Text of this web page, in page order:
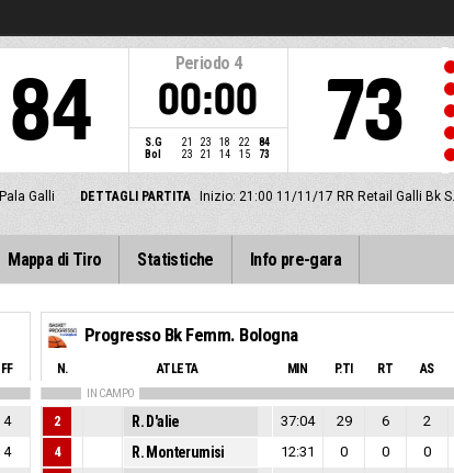
84
Periodo 4
00:00
S.G 21 23 18 22
84
Bol
23 21 14 15 73 73
Pala Galli DETTAGLI PARTITA Inizio: 21:00 11/11/17 RR Retail Galli Bk
Mappa di Tiro Statistiche Info pre-gara
FF
4
4
Progresso Bk Femm. Bologna
N. ATLETA MIN P.TI RT AS
IN CAMPO
2 R. D'alie 37:04 29 6 2
4
R. Monterumisi 12:31 0 0 0